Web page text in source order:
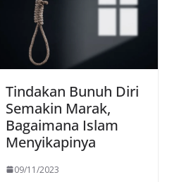
Tindakan Bunuh Diri
Semakin Marak,
Bagaimana Islam
Menyikapinya
09/11/2023